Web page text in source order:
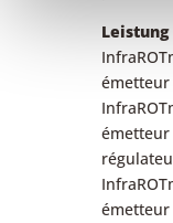
Leistung
émetteur
émetteur